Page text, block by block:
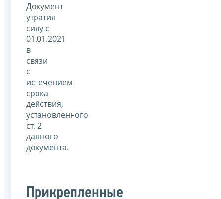
Документ
утратил
силу с
01.01.2021
в
связи
с
истечением
срока
действия,
установленного
ст. 2
данного
документа.
Прикрепленные